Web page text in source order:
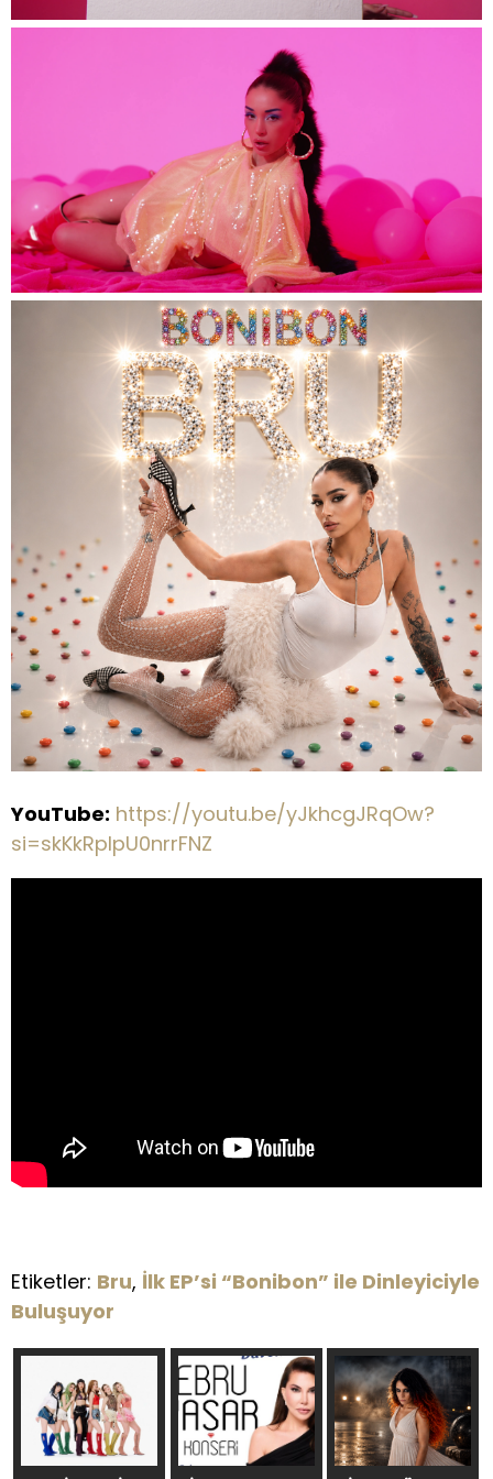
YouTube: https://youtu.be/yJkhcgJRqOw?
si=skKkRpIpU0nrrFNZ
Etiketler: Bru, İlk EP’si “Bonibon” ile Dinleyiciyle
Buluşuyor